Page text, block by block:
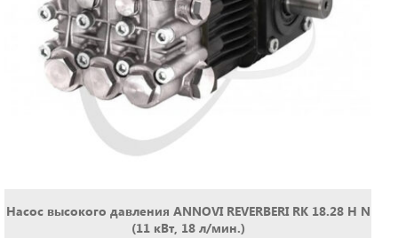
Насос высокого давления ANNOVI REVERBERI RK 18.28 H N
(11 кВт, 18 л/мин.)